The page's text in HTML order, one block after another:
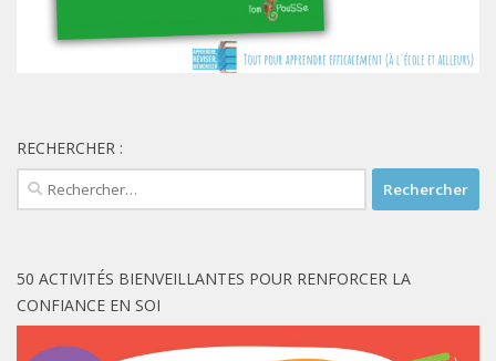
RECHERCHER :
Rechercher :
50 ACTIVITÉS BIENVEILLANTES POUR RENFORCER LA
CONFIANCE EN SOI